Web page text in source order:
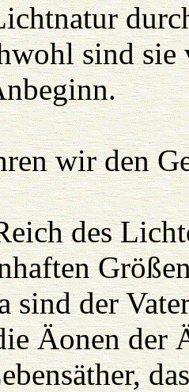
sind sie
wir den
des
sind der
Äonen der